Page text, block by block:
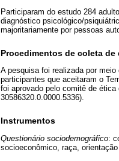
Participaram do estudo 284
diagnóstico psicológico/
majoritariamente por pessoas
Procedimentos de coleta de
A pesquisa foi realizada por meio
participantes que aceitaram o
foi aprovado pelo comitê de
30586320.0.0000.5336).
Instrumentos
Questionário sociodemográfico:
socioeconômico, raça,